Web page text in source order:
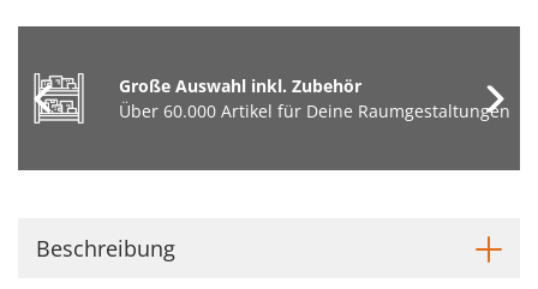
Große Auswahl inkl. Zubehör
Über 60.000 Artikel für Deine Raumgestaltungen
Beschreibung